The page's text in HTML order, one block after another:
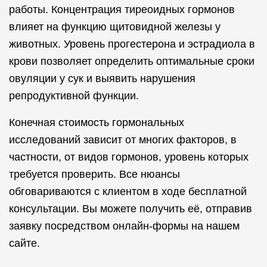
работы. Концентрация тиреоидных гормонов
влияет на функцию щитовидной железы у
животных. Уровень прогестерона и эстрадиола в
крови позволяет определить оптимальные сроки
овуляции у сук и выявить нарушения
репродуктивной функции.
Конечная стоимость гормональных
исследований зависит от многих факторов, в
частности, от видов гормонов, уровень которых
требуется проверить. Все нюансы
обговариваются с клиентом в ходе бесплатной
консультации. Вы можете получить её, отправив
заявку посредством онлайн-формы на нашем
сайте.